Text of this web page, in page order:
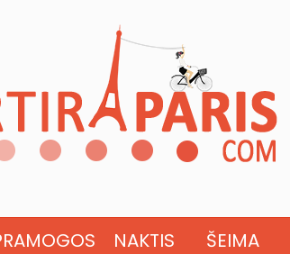
NAKTIS ŠEIMA